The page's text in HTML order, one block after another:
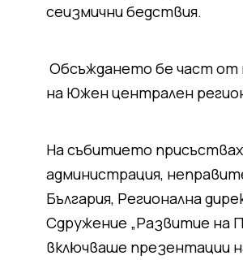
сеизмични бедствия.
Обсъждането бе част от
на Южен централен
На събитието
администрация,
България, Регионална
Сдружение „Развитие на
включваше презентации